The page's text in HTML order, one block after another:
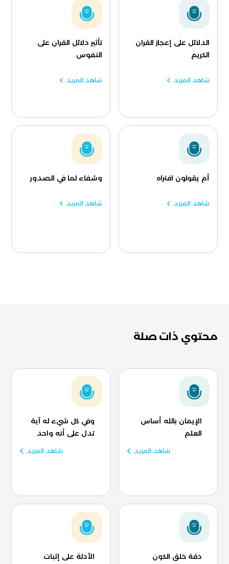
الدلائل على إعجاز القران
الكريم
شاهد المزيد
تأثير دلائل القران على
النفوس
شاهد المزيد
أم يقولون افتراه
شاهد المزيد
وشفاء لما في الصدور
شاهد المزيد
محتوي ذات صلة
الإيمان بالله أساس
العلم
شاهد المزيد
وفي كل شيء له آية
تدل على أنه واحد
شاهد المزيد
دقة خلق الكون
الأدلة على إثبات